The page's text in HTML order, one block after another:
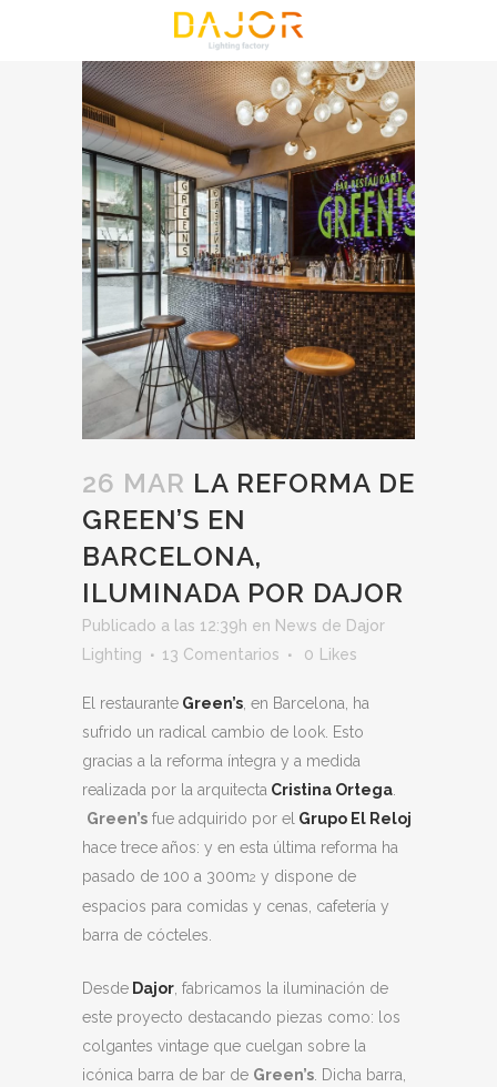
26 MAR LA REFORMA DE
GREEN’S EN
BARCELONA,
ILUMINADA POR DAJOR
Publicado a las 12:39h en News de Dajor
Lighting
13 Comentarios 0 Likes
El restaurante Green’s , en Barcelona, ha
sufrido un radical cambio de look. Esto
gracias a la reforma íntegra y a medida
realizada por la arquitecta Cristina Ortega
Green’s fue adquirido por el Grupo El Reloj
hace trece años: y en esta última reforma ha
pasado de 100 a 300m2 y dispone de
espacios para comidas y cenas, cafetería y
barra de cócteles.
Desde Dajor , fabricamos la iluminación de
este proyecto destacando piezas como: los
colgantes vintage que cuelgan sobre la
icónica barra de bar de Green’s . Dicha barra,